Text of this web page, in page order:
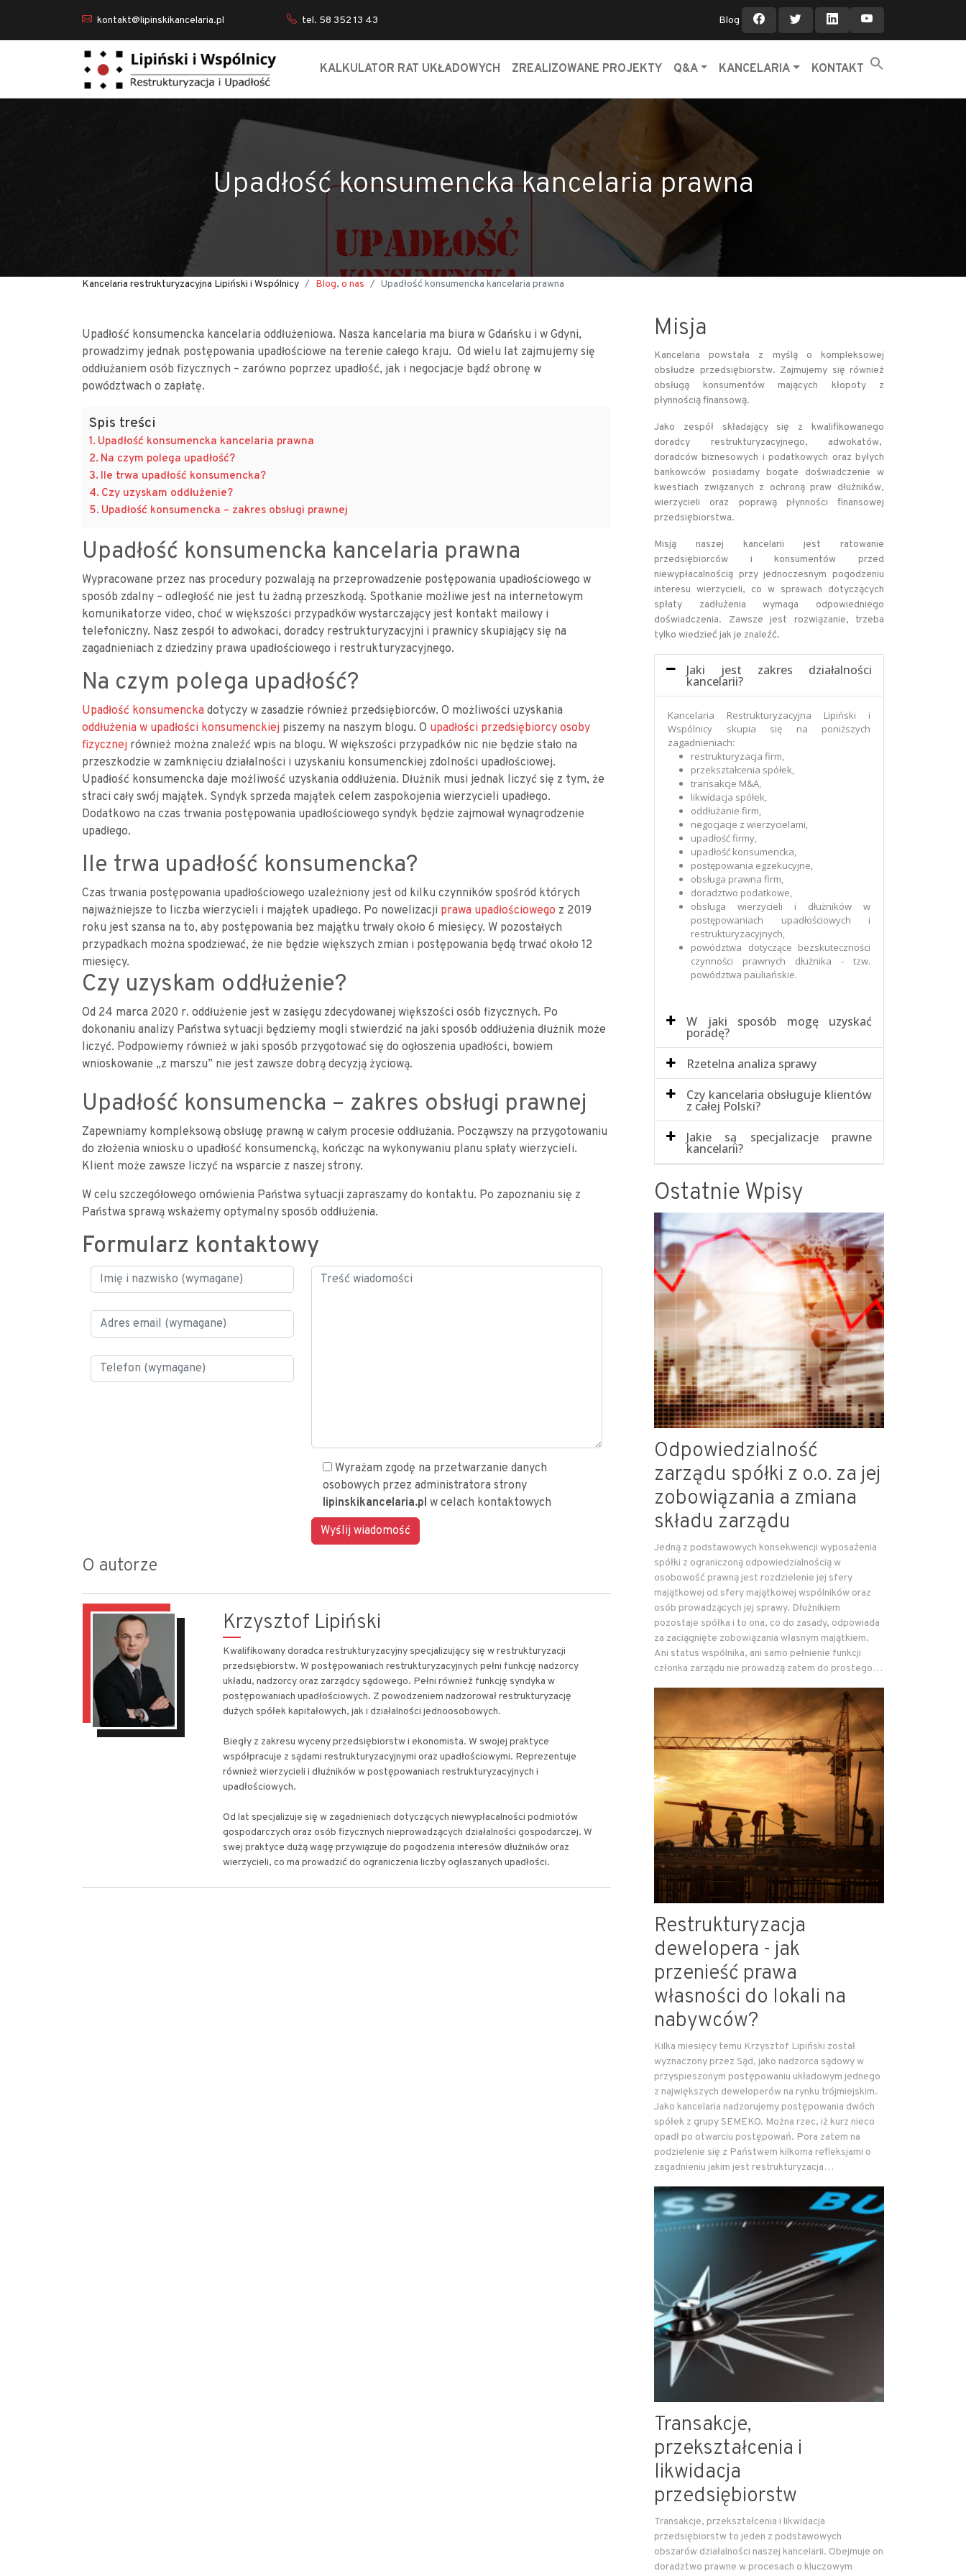
kontakt@lipinskikancelaria.pl tel. 58 352 13 43 Blog
KALKULATOR RAT UKŁADOWYCH ZREALIZOWANE PROJEKTY Q&A KANCELARIA KONTAKT
Upadłość konsumencka kancelaria prawna
Kancelaria restrukturyzacyjna Lipiński i Wspólnicy Blog, o nas Upadłość konsumencka kancelaria prawna
Upadłość konsumencka kancelaria oddłużeniowa. Nasza kancelaria ma biura w Gdańsku i w Gdyni,
prowadzimy jednak postępowania upadłościowe na terenie całego kraju. Od wielu lat zajmujemy się
oddłużaniem osób fizycznych – zarówno poprzez upadłość, jak i negocjacje bądź obronę w
powództwach o zapłatę.
Spis treści
Upadłość konsumencka kancelaria prawna
Na czym polega upadłość?
Ile trwa upadłość konsumencka?
Czy uzyskam oddłużenie?
Upadłość konsumencka – zakres obsługi prawnej
Upadłość konsumencka kancelaria prawna
Wypracowane przez nas procedury pozwalają na przeprowadzenie postępowania upadłościowego w
sposób zdalny – odległość nie jest tu żadną przeszkodą. Spotkanie możliwe jest na internetowym
komunikatorze video, choć w większości przypadków wystarczający jest kontakt mailowy i
telefoniczny. Nasz zespół to adwokaci, doradcy restrukturyzacyjni i prawnicy skupiający się na
zagadnieniach z dziedziny prawa upadłościowego i restrukturyzacyjnego.
Na czym polega upadłość?
Upadłość konsumencka dotyczy w zasadzie również przedsiębiorców. O możliwości uzyskania
oddłużenia w upadłości konsumenckiej piszemy na naszym blogu. O upadłości przedsiębiorcy osoby
fizycznej również można znaleźć wpis na blogu. W większości przypadków nic nie będzie stało na
przeszkodzie w zamknięciu działalności i uzyskaniu konsumenckiej zdolności upadłościowej.
Upadłość konsumencka daje możliwość uzyskania oddłużenia. Dłużnik musi jednak liczyć się z tym, że
straci cały swój majątek. Syndyk sprzeda majątek celem zaspokojenia wierzycieli upadłego.
Dodatkowo na czas trwania postępowania upadłościowego syndyk będzie zajmował wynagrodzenie
upadłego.
Ile trwa upadłość konsumencka?
Czas trwania postępowania upadłościowego uzależniony jest od kilku czynników spośród których
najważniejsze to liczba wierzycieli i majątek upadłego. Po nowelizacji prawa upadłościowego z 2019
roku jest szansa na to, aby postępowania bez majątku trwały około 6 miesięcy. W pozostałych
przypadkach można spodziewać, że nie będzie większych zmian i postępowania będą trwać około 12
miesięcy.
Czy uzyskam oddłużenie?
Od 24 marca 2020 r. oddłużenie jest w zasięgu zdecydowanej większości osób fizycznych. Po
dokonaniu analizy Państwa sytuacji będziemy mogli stwierdzić na jaki sposób oddłużenia dłużnik może
liczyć. Podpowiemy również w jaki sposób przygotować się do ogłoszenia upadłości, bowiem
wnioskowanie „z marszu” nie jest zawsze dobrą decyzją życiową.
Upadłość konsumencka – zakres obsługi prawnej
Zapewniamy kompleksową obsługę prawną w całym procesie oddłużania. Począwszy na przygotowaniu
do złożenia wniosku o upadłość konsumencką, kończąc na wykonywaniu planu spłaty wierzycieli.
Klient może zawsze liczyć na wsparcie z naszej strony.
W celu szczegółowego omówienia Państwa sytuacji zapraszamy do kontaktu. Po zapoznaniu się z
Państwa sprawą wskażemy optymalny sposób oddłużenia.
Formularz kontaktowy
Wyrażam zgodę na przetwarzanie danych
osobowych przez administratora strony
lipinskikancelaria.pl w celach kontaktowych
O autorze
Krzysztof Lipiński
Kwalifikowany doradca restrukturyzacyjny specjalizujący się w restrukturyzacji
przedsiębiorstw. W postępowaniach restrukturyzacyjnych pełni funkcję nadzorcy
układu, nadzorcy oraz zarządcy sądowego. Pełni również funkcję syndyka w
postępowaniach upadłościowych. Z powodzeniem nadzorował restrukturyzację
dużych spółek kapitałowych, jak i działalności jednoosobowych.
Biegły z zakresu wyceny przedsiębiorstw i ekonomista. W swojej praktyce
współpracuje z sądami restrukturyzacyjnymi oraz upadłościowymi. Reprezentuje
również wierzycieli i dłużników w postępowaniach restrukturyzacyjnych i
upadłościowych.
Od lat specjalizuje się w zagadnieniach dotyczących niewypłacalności podmiotów
gospodarczych oraz osób fizycznych nieprowadzących działalności gospodarczej. W
swej praktyce dużą wagę przywiązuje do pogodzenia interesów dłużników oraz
wierzycieli, co ma prowadzić do ograniczenia liczby ogłaszanych upadłości.
Misja
Kancelaria powstała z myślą o kompleksowej
obsłudze przedsiębiorstw. Zajmujemy się również
obsługą konsumentów mających kłopoty z
płynnością finansową.
Jako zespół składający się z kwalifikowanego
doradcy restrukturyzacyjnego, adwokatów,
doradców biznesowych i podatkowych oraz byłych
bankowców posiadamy bogate doświadczenie w
kwestiach związanych z ochroną praw dłużników,
wierzycieli oraz poprawą płynności finansowej
przedsiębiorstwa.
Misją naszej kancelarii jest ratowanie
przedsiębiorców i konsumentów przed
niewypłacalnością przy jednoczesnym pogodzeniu
interesu wierzycieli, co w sprawach dotyczących
spłaty zadłużenia wymaga odpowiedniego
doświadczenia. Zawsze jest rozwiązanie, trzeba
tylko wiedzieć jak je znaleźć.
Jaki jest zakres działalności
kancelarii?
Kancelaria Restrukturyzacyjna Lipiński i
Wspólnicy skupia się na poniższych
zagadnieniach:
restrukturyzacja firm,
przekształcenia spółek,
transakcje M&A,
likwidacja spółek,
oddłużanie firm,
negocjacje z wierzycielami,
upadłość firmy,
upadłość konsumencka,
postępowania egzekucyjne,
obsługa prawna firm,
doradztwo podatkowe,
obsługa wierzycieli i dłużników w
postępowaniach upadłościowych i
restrukturyzacyjnych,
powództwa dotyczące bezskuteczności
czynności prawnych dłużnika - tzw.
powództwa pauliańskie.
W jaki sposób mogę uzyskać
poradę?
Rzetelna analiza sprawy
Czy kancelaria obsługuje klientów
z całej Polski?
Jakie są specjalizacje prawne
kancelarii?
Ostatnie Wpisy
Odpowiedzialność
zarządu spółki z o.o. za jej
zobowiązania a zmiana
składu zarządu
Jedną z podstawowych konsekwencji wyposażenia
spółki z ograniczoną odpowiedzialnością w
osobowość prawną jest rozdzielenie jej sfery
majątkowej od sfery majątkowej wspólników oraz
osób prowadzących jej sprawy. Dłużnikiem
pozostaje spółka i to ona, co do zasady, odpowiada
za zaciągnięte zobowiązania własnym majątkiem.
Ani status wspólnika, ani samo pełnienie funkcji
członka zarządu nie prowadzą zatem do prostego…
Restrukturyzacja
dewelopera - jak
przenieść prawa
własności do lokali na
nabywców?
Kilka miesięcy temu Krzysztof Lipiński został
wyznaczony przez Sąd, jako nadzorca sądowy w
przyspieszonym postępowaniu układowym jednego
z największych deweloperów na rynku trójmiejskim.
Jako kancelaria nadzorujemy postępowania dwóch
spółek z grupy SEMEKO. Można rzec, iż kurz nieco
opadł po otwarciu postępowań. Pora zatem na
podzielenie się z Państwem kilkoma refleksjami o
zagadnieniu jakim jest restrukturyzacja…
Transakcje,
przekształcenia i
likwidacja
przedsiębiorstw
Transakcje, przekształcenia i likwidacja
przedsiębiorstw to jeden z podstawowych
obszarów działalności naszej kancelarii. Obejmuje on
doradztwo prawne w procesach o kluczowym